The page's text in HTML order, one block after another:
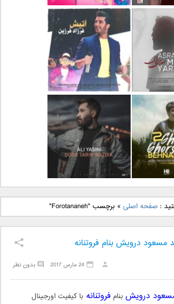
جدید رضا
نگار
دانلود آهنگ جدید علی
لهراسبی بنام صورت
جدید مهدی
اسرار
دانلود آهنگ جدید فرزاد
فرزین بنام آتیش
جدید بهنام
قمر 2
دانلود آهنگ جدید علی
یاسینی بنام دورترین نزدیک
:صفحه اصلی »برچسب "Forotananeh"
مسعود درویش بنام فروتنانه
بدون نظر 24 مارس 2017
درویشبنامفروتنانه با کیفیت اورجینال